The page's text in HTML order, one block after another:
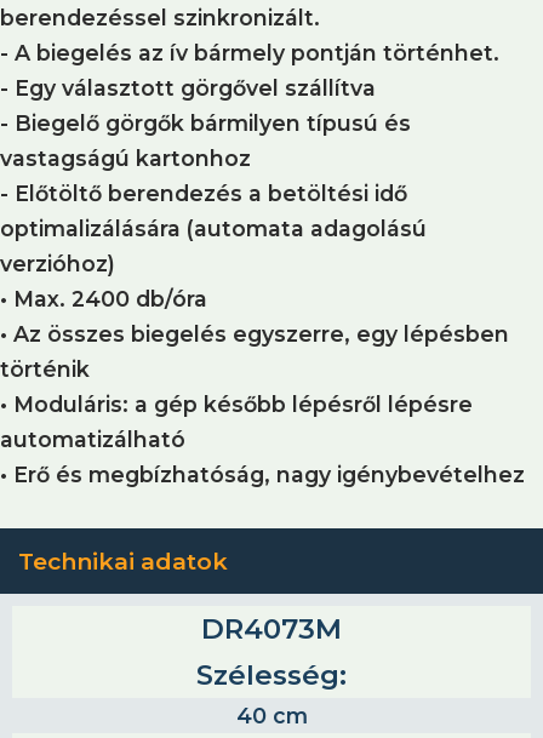
berendezéssel szinkronizált.
- A biegelés az ív bármely pontján történhet.
- Egy választott görgővel szállítva
- Biegelő görgők bármilyen típusú és
vastagságú kartonhoz
- Előtöltő berendezés a betöltési idő
optimalizálására (automata adagolású
verzióhoz)
• Max. 2400 db/óra
• Az összes biegelés egyszerre, egy lépésben
történik
• Moduláris: a gép később lépésről lépésre
automatizálható
• Erő és megbízhatóság, nagy igénybevételhez
Technikai adatok
DR4073M
Szélesség:
40 cm